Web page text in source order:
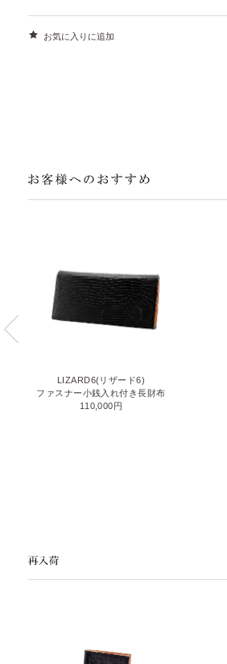
お気に入りに追加
LIZARD6(リザード6)
ファスナー小銭入れ付き長財布
110,000円